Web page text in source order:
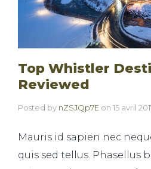
Top Whistler
Reviewed
Posted by nZSJQp7E on 15 avril
Mauris id sapien nec
quis sed tellus. Phasellus